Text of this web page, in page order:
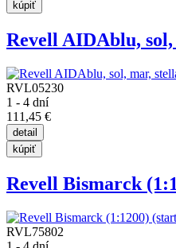
Revell AIDAblu,
RVL05230
1 - 4 dní
111,45 €
Revell Bismarck
RVL75802